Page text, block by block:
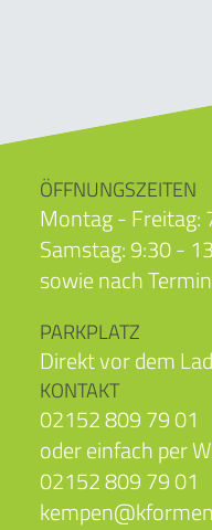
ÖFFNUNGSZEITEN
Montag - Freitag:
Samstag: 9:30 -
sowie nach
PARKPLATZ
Direkt vor dem
KONTAKT
02152 809 79 01
oder einfach per
02152 809 79 01